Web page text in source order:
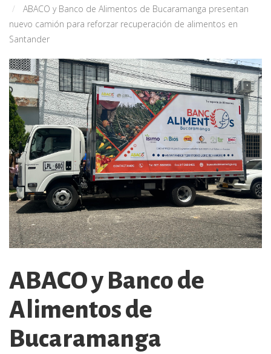
ABACO y Banco de Alimentos de Bucaramanga presentan
nuevo camión para reforzar recuperación de alimentos en
Santander
ABACO y Banco de
Alimentos de
Bucaramanga